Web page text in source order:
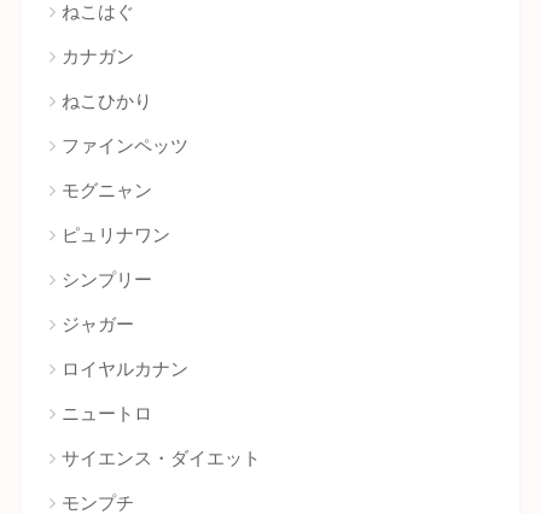
ねこはぐ
カナガン
ねこひかり
ファインペッツ
モグニャン
ピュリナワン
シンプリー
ジャガー
ロイヤルカナン
ニュートロ
サイエンス・ダイエット
モンプチ